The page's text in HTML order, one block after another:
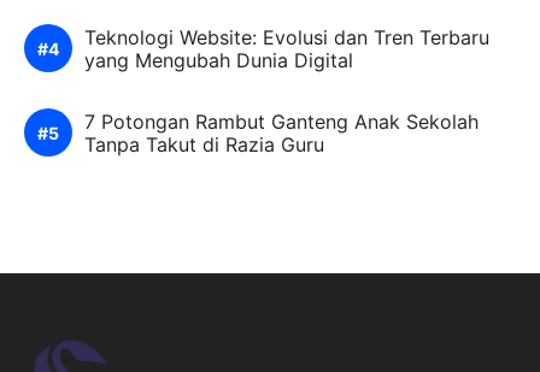
Teknologi Website: Evolusi dan Tren Terbaru
yang Mengubah Dunia Digital
7 Potongan Rambut Ganteng Anak Sekolah
Tanpa Takut di Razia Guru